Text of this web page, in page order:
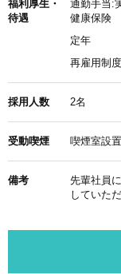
福利厚生・
待遇
通勤手当:
健康保険
定年
再雇用制度
採用人数 2名
受動喫煙 喫煙室設置
備考
先輩社員
していた